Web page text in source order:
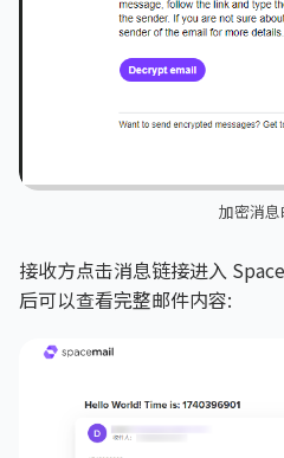
加密消
接收方点击消息链接进入
后可以查看完整邮件内容: